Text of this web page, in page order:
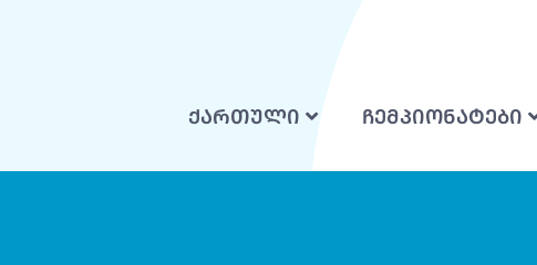
ქართული ჩემპიონატები